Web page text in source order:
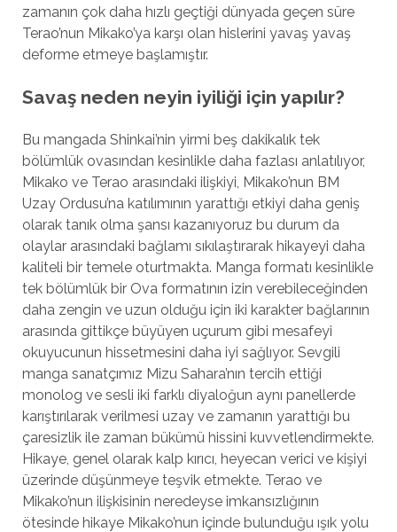
zamanın çok daha hızlı geçtiği dünyada geçen süre
Terao’nun Mikako’ya karşı olan hislerini yavaş yavaş
deforme etmeye başlamıştır.
Savaş neden neyin iyiliği için yapılır?
Bu mangada Shinkai’nin yirmi beş dakikalık tek
bölümlük ovasından kesinlikle daha fazlası anlatılıyor,
Mikako ve Terao arasındaki ilişkiyi, Mikako’nun BM
Uzay Ordusu’na katılımının yarattığı etkiyi daha geniş
olarak tanık olma şansı kazanıyoruz bu durum da
olaylar arasındaki bağlamı sıkılaştırarak hikayeyi daha
kaliteli bir temele oturtmakta. Manga formatı kesinlikle
tek bölümlük bir Ova formatının izin verebileceğinden
daha zengin ve uzun olduğu için iki karakter bağlarının
arasında gittikçe büyüyen uçurum gibi mesafeyi
okuyucunun hissetmesini daha iyi sağlıyor. Sevgili
manga sanatçımız Mizu Sahara’nın tercih ettiği
monolog ve sesli iki farklı diyaloğun aynı panellerde
karıştırılarak verilmesi uzay ve zamanın yarattığı bu
çaresizlik ile zaman bükümü hissini kuvvetlendirmekte.
Hikaye, genel olarak kalp kırıcı, heyecan verici ve kişiyi
üzerinde düşünmeye teşvik etmekte. Terao ve
Mikako’nun ilişkisinin neredeyse imkansızlığının
ötesinde hikaye Mikako’nun içinde bulunduğu ışık yolu